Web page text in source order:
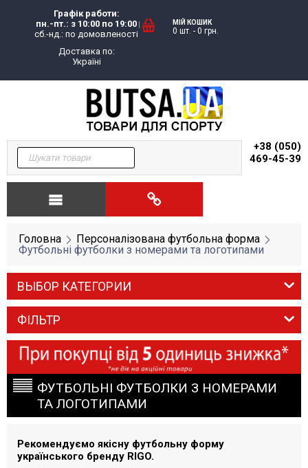
Графік работи:
пн.-пт.: з 10:00 по 19:00
сб.-нд.: по домовленості
Доставка по:
Україні
МІЙ КОШИК
0 шт. - 0 грн.
+38 (050)
469-45-39
Головна
Персоналізована футбольна форма
Футбольні футболки з номерами та логотипами
ВЫБОР КАТЕГОРИИ
ФІЛЬТР
ФУТБОЛЬНІ ФУТБОЛКИ З НОМЕРАМИ
ТА ЛОГОТИПАМИ
Рекомендуємо якісну футбольну форму
українського бренду RIGO.